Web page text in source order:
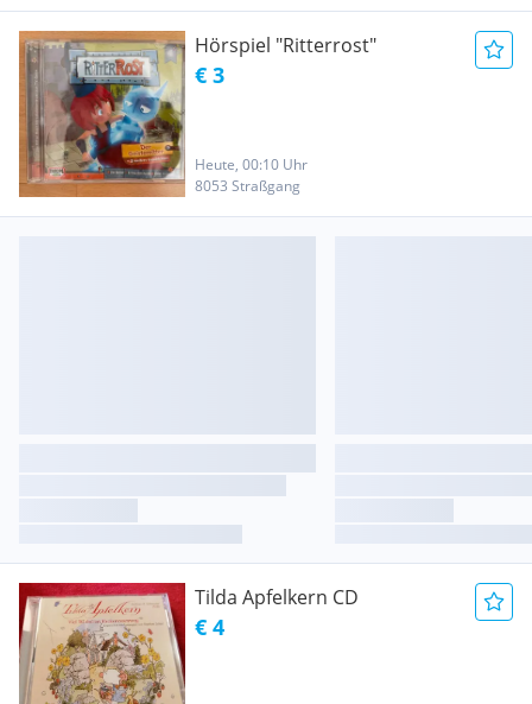
Hörspiel "Ritterrost"
€ 3
Heute, 00:10 Uhr
8053 Straßgang
Tilda Apfelkern CD
€ 4